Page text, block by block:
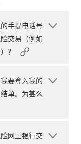
手提电话号
交易（例如
？
要登入我的
单。为甚么
网上银行交